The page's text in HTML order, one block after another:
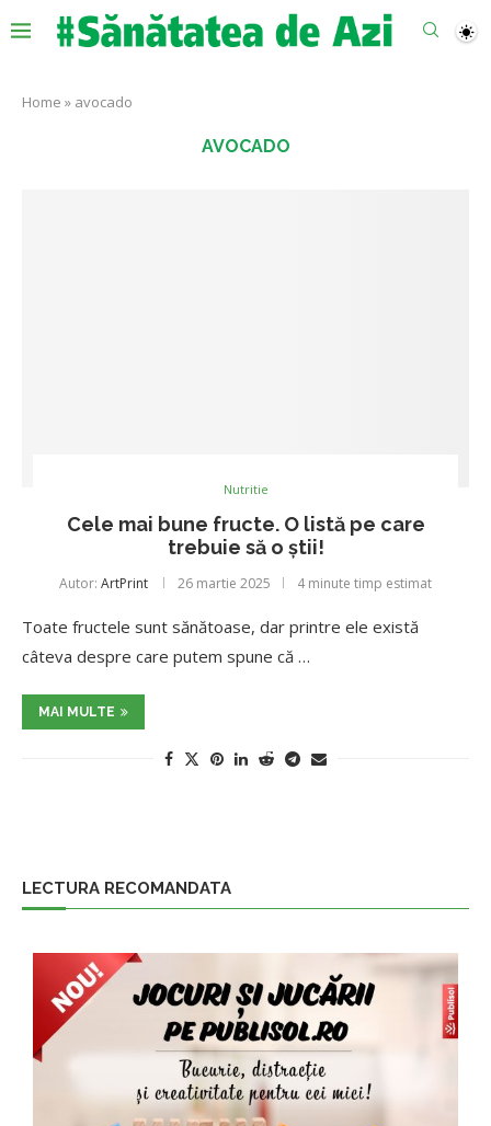
Home » avocado
AVOCADO
Nutritie
Cele mai bune fructe. O listă pe care
trebuie să o știi!
Autor: ArtPrint 26 martie 2025 4 minute timp estimat
Toate fructele sunt sănătoase, dar printre ele există
câteva despre care putem spune că …
MAI MULTE
LECTURA RECOMANDATA